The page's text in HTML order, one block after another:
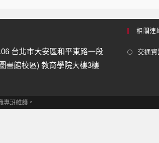
台北市大安區和平東路一段
書館校區) 教育學院大樓3樓
相關連
交通資
專班維護。